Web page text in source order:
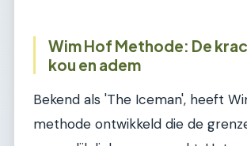
Wim Hof Methode: De
kou en adem
Bekend als 'The Iceman', heeft
methode ontwikkeld die de